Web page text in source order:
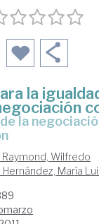
la
Wilfredo
Hernández, María